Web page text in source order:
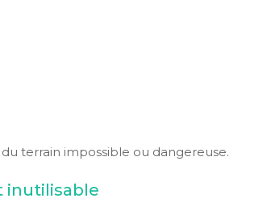
terrain impossible ou dangereuse.
inutilisable